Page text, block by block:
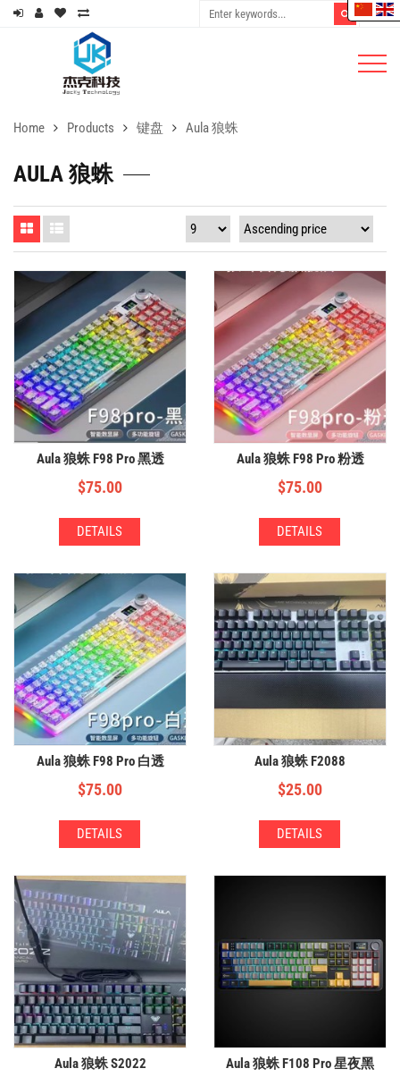
Home Products 键盘 Aula 狼蛛
AULA 狼蛛
Aula 狼蛛 F98 Pro 黑透
$75.00
DETAILS
Aula 狼蛛 F98 Pro 粉透
$75.00
DETAILS
Aula 狼蛛 F98 Pro 白透
$75.00
DETAILS
Aula 狼蛛 F2088
$25.00
DETAILS
Aula 狼蛛 S2022 Aula 狼蛛 F108 Pro 星夜黑